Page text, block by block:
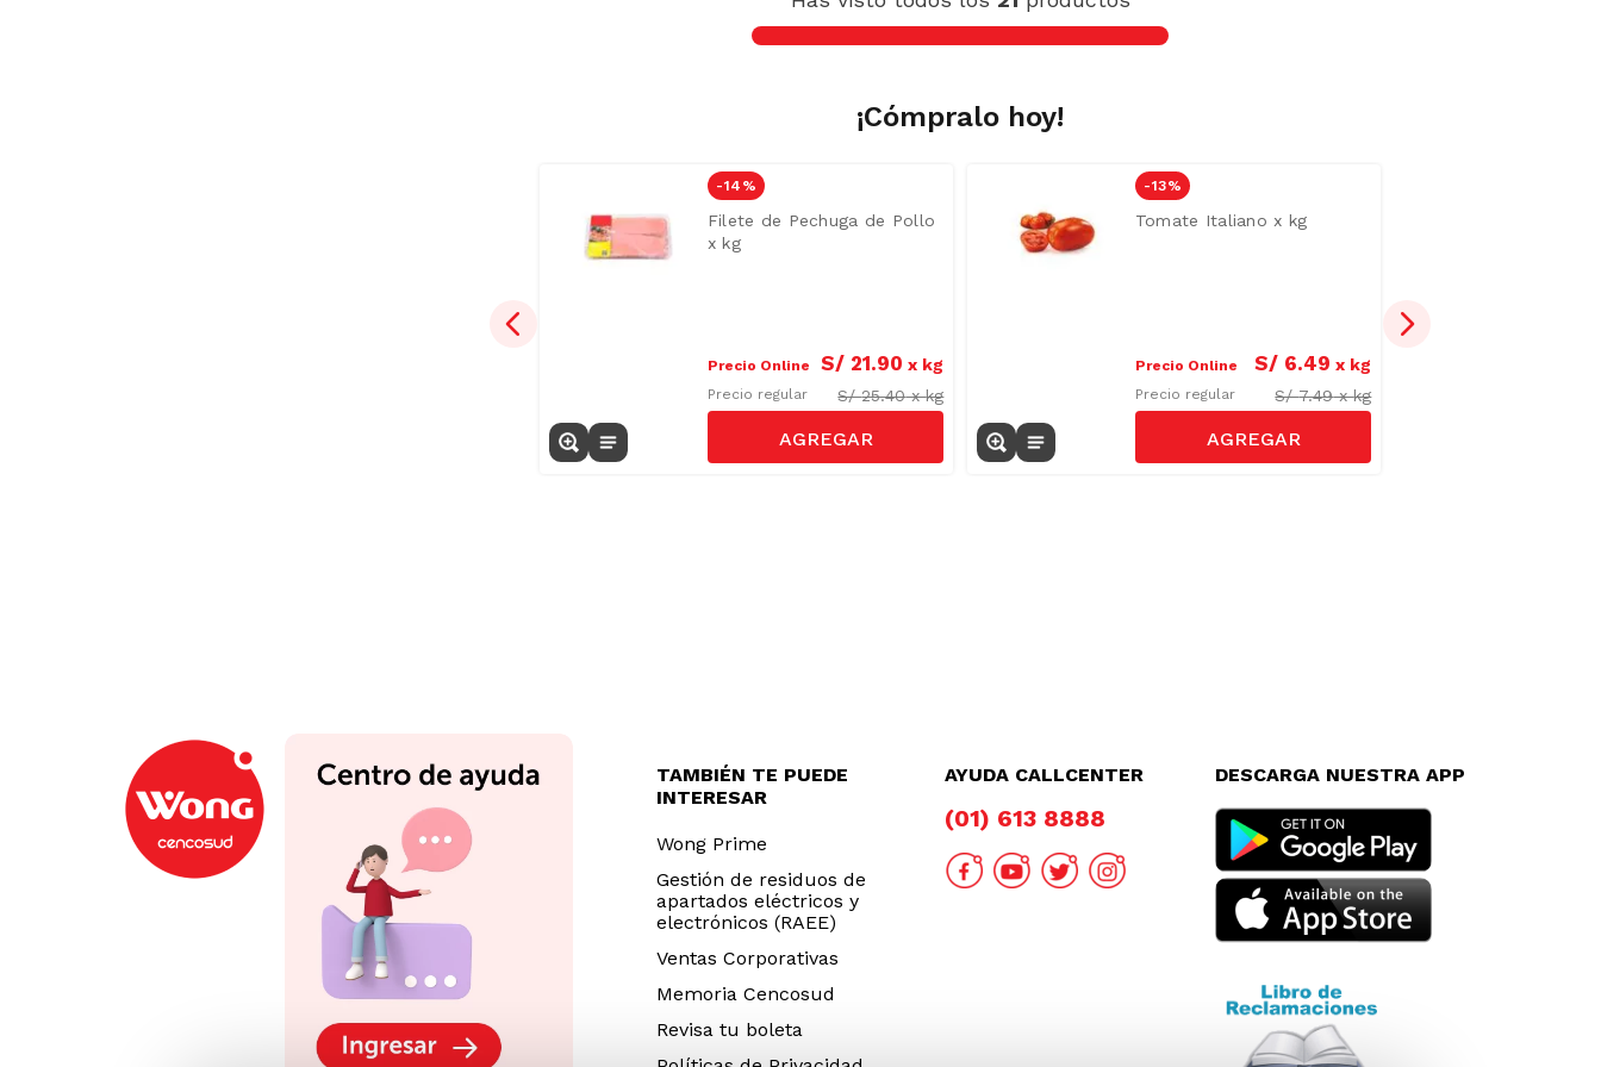
¡Cómpralo hoy!
-14 %
Filete de Pechuga de Pollo
x kg
Precio Online S/ 21.90 x kg
Precio regular S/25.40xkg
-13 %
Tomate Italiano x kg
Precio Online S/ 6.49 x kg
Precio regular S/7.49xkg
TAMBIÉN TE PUEDE
INTERESAR
Wong Prime
Gestión de residuos de
apartados eléctricos y
electrónicos (RAEE)
Ventas Corporativas
Memoria Cencosud
Revisa tu boleta
AYUDA CALLCENTER
(01) 613 8888
DESCARGA NUESTRA APP